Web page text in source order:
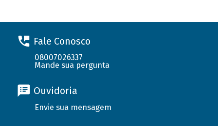
Fale Conosco
08007026337
Mande sua pergunta
Ouvidoria
Envie sua mensagem